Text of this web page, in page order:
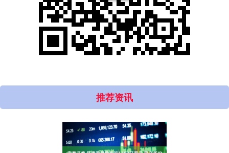
推荐资讯